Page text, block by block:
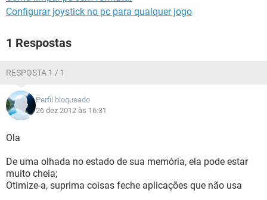
Configurar joystick no pc para qualquer jogo
1 Respostas
RESPOSTA 1 / 1
Perfil bloqueado
26 dez 2012 às 16:31
Ola
De uma olhada no estado de sua memória, ela pode estar
muito cheia;
Otimize-a, suprima coisas feche aplicações que não usa